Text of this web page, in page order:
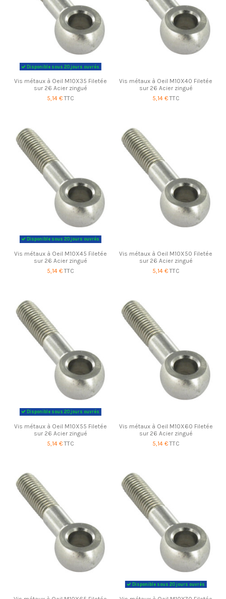
Disponible sous 20 jours ouvrés
Vis métaux à Oeil M10X35 Filetée
sur 26 Acier zingué
5,14 €TTC
Vis métaux à Oeil M10X40 Filetée
sur 26 Acier zingué
5,14 €TTC
Disponible sous 20 jours ouvrés
Vis métaux à Oeil M10X45 Filetée
sur 26 Acier zingué
5,14 €TTC
Vis métaux à Oeil M10X50 Filetée
sur 26 Acier zingué
5,14 €TTC
Disponible sous 20 jours ouvrés
Vis métaux à Oeil M10X55 Filetée
sur 26 Acier zingué
5,14 €TTC
Vis métaux à Oeil M10X60 Filetée
sur 26 Acier zingué
5,14 €TTC
Disponible sous 20 jours ouvrés